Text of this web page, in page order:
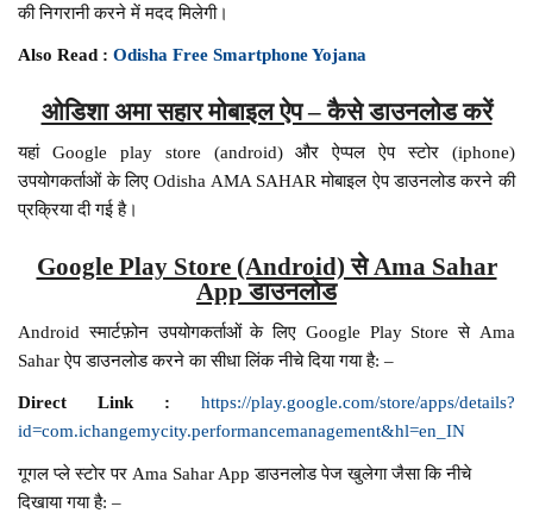
की निगरानी करने में मदद मिलेगी।
Also Read :Odisha Free Smartphone Yojana
ओडिशा अमा सहार मोबाइल ऐप – कैसे डाउनलोड करें
यहां Google play store (android) और ऐप्पल ऐप स्टोर (iphone)
उपयोगकर्ताओं के लिए Odisha AMA SAHAR मोबाइल ऐप डाउनलोड करने की
प्रक्रिया दी गई है।
Google Play Store (Android) से Ama Sahar
App डाउनलोड
Android स्मार्टफ़ोन उपयोगकर्ताओं के लिए Google Play Store से Ama
Sahar ऐप डाउनलोड करने का सीधा लिंक नीचे दिया गया है: –
Direct Link :
https://play.google.com/store/apps/details?
id=com.ichangemycity.performancemanagement&hl=en_IN
गूगल प्ले स्टोर पर Ama Sahar App डाउनलोड पेज खुलेगा जैसा कि नीचे
दिखाया गया है: –